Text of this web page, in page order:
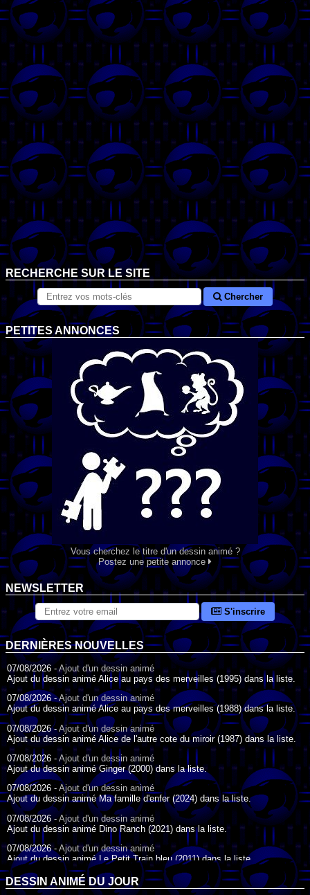
RECHERCHE SUR LE SITE
Chercher
PETITES ANNONCES
Vous cherchez le titre d'un dessin animé ?
Postez une petite annonce
NEWSLETTER
S'inscrire
DERNIÈRES NOUVELLES
07/08/2026 -Ajout d'un dessin animé
Ajout du dessin animé Alice au pays des merveilles (1995) dans la liste.
07/08/2026 -Ajout d'un dessin animé
Ajout du dessin animé Alice au pays des merveilles (1988) dans la liste.
07/08/2026 -Ajout d'un dessin animé
Ajout du dessin animé Alice de l'autre cote du miroir (1987) dans la liste.
07/08/2026 - Ajout d'un dessin animé
Ajout du dessin animé Ginger (2000) dans la liste.
07/08/2026 - Ajout d'un dessin animé
Ajout du dessin animé Ma famille d'enfer (2024) dans la liste.
07/08/2026 -Ajout d'un dessin animé
Ajout du dessin animé Dino Ranch (2021) dans la liste.
07/08/2026 - Ajout d'un dessin animé
Ajout du dessin animé Le Petit Train bleu (2011) dans la liste.
07/08/2026 - Ajout d'un dessin animé
Ajout du dessin animé Agent Spécial Oso (2009) dans la liste.
DESSIN ANIMÉ DU JOUR